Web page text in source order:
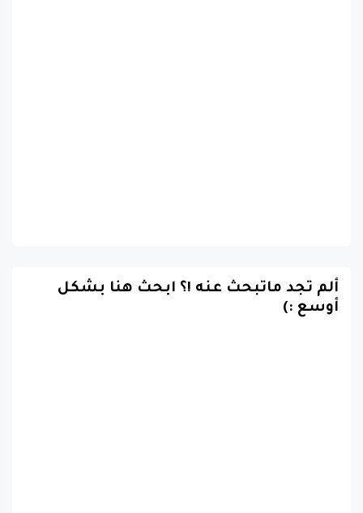
ألم تجد ماتبحث عنه !؟ ابحث هنا بشكل
أوسع :)